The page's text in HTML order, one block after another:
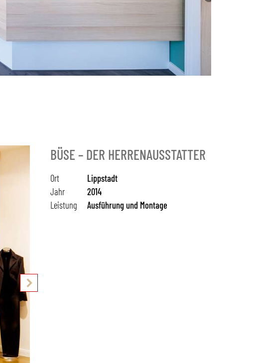
BÜSE – DER HERRENAUSSTATTER
Ort
Lippstadt
Jahr
2014
Leistung
Ausführung und Montage